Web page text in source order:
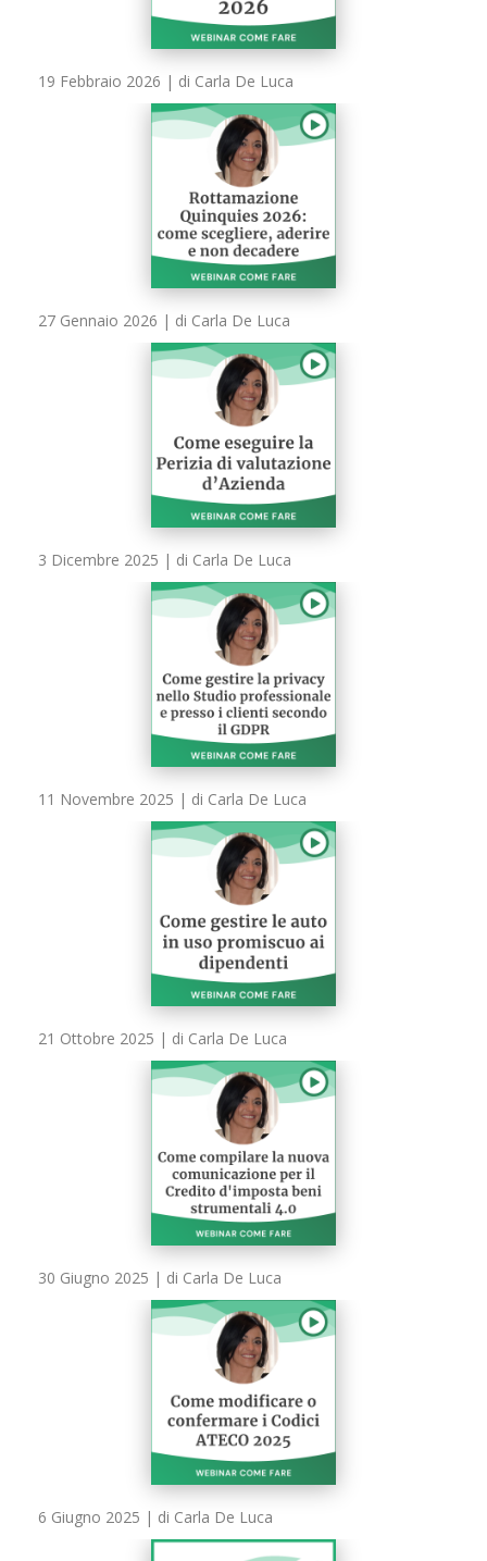
19 Febbraio 2026 | di Carla De Luca
27 Gennaio 2026 | di Carla De Luca
3 Dicembre 2025 | di Carla De Luca
11 Novembre 2025 | di Carla De Luca
21 Ottobre 2025 | di Carla De Luca
30 Giugno 2025 | di Carla De Luca
6 Giugno 2025 | di Carla De Luca